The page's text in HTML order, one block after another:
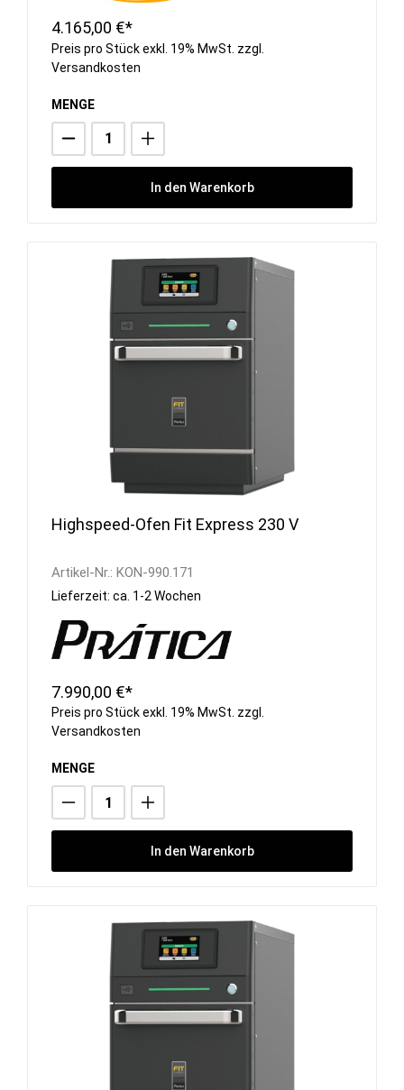
4.165,00 €*
Preis pro Stück exkl. 19% MwSt. zzgl.
Versandkosten
MENGE
In den Warenkorb
Highspeed-Ofen Fit Express 230 V
Artikel-Nr.: KON-990.171
Lieferzeit: ca. 1-2 Wochen
7.990,00 €*
Preis pro Stück exkl. 19% MwSt. zzgl.
Versandkosten
MENGE
In den Warenkorb